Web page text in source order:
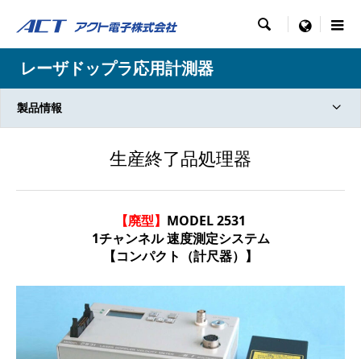
 menu
レーザドップラ応用計測器
製品情報
生産終了品処理器
【廃型】 MODEL 2531
1チャンネル 速度測定システム
【コンパクト（計尺器）】